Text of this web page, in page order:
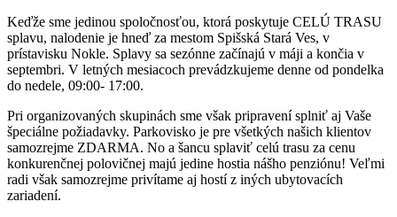
Keďže sme jedinou spoločnosťou, ktorá poskytuje CELÚ TRASU
splavu, nalodenie je hneď za mestom Spišská Stará Ves, v
prístavisku Nokle. Splavy sa sezónne začínajú v máji a končia v
septembri. V letných mesiacoch prevádzkujeme denne od pondelka
do nedele, 09:00- 17:00.
Pri organizovaných skupinách sme však pripravení splniť aj Vaše
špeciálne požiadavky. Parkovisko je pre všetkých našich klientov
samozrejme ZDARMA. No a šancu splaviť celú trasu za cenu
konkurenčnej polovičnej majú jedine hostia nášho penziónu! Veľmi
radi však samozrejme privítame aj hostí z iných ubytovacích
zariadení.